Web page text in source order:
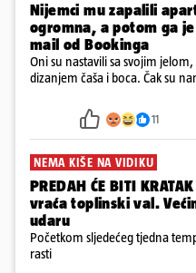
Nijemci mu zapalili
ogromna, a potom ga
mail od Bookinga
Oni su nastavili sa svojim
dizanjem čaša i boca. Čak su
požar, rekao je vlasnik
11
NEMA KIŠE NA VIDIKU
PREDAH ĆE BITI
vraća toplinski val.
udaru
Početkom sljedećeg tjedna
rasti